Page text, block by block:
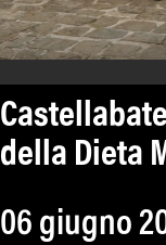
della Dieta
06 giugno